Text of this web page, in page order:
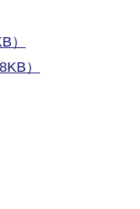
）
）